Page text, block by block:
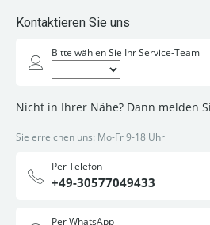
Kontaktieren Sie uns
Bitte wählen Sie Ihr Service-Team
Nicht in Ihrer Nähe? Dann melden
Sie erreichen uns: Mo-Fr 9-18 Uhr
Per Telefon
+49-30577049433
Per WhatsApp